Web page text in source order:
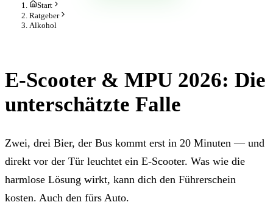
Start
Ratgeber
Alkohol
E-Scooter & MPU 2026: Die
unterschätzte Falle
Zwei, drei Bier, der Bus kommt erst in 20 Minuten — und
direkt vor der Tür leuchtet ein E-Scooter. Was wie die
harmlose Lösung wirkt, kann dich den Führerschein
kosten. Auch den fürs Auto.